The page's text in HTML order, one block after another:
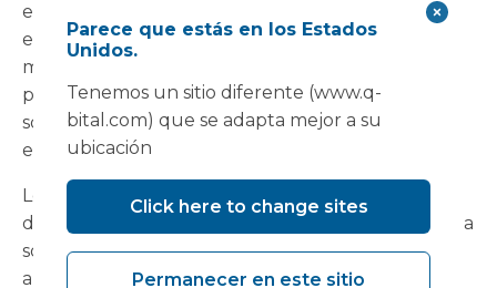
espera para tratamientos y procedimientos
electivos. Infraestructura sanitaria flexible, como
móvil y modular.
procedimientos, pueden proporcionar una
solución rápida y eficaz a las crecientes listas de
espera.
Lo que también está claro es que esta situación
durará mucho tiempo y necesita algo más que una
solución a corto plazo. Un edificio modular, que
alberga un quirófano, una sala de tratamiento o
Parece que estás en los Estados
Unidos.
Tenemos un sitio diferente (www.q-
bital.com) que se adapta mejor a su
ubicación
Click here to change sites
Permanecer en este sitio